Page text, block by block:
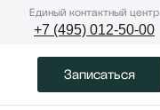
Eдиный контактный центр
+7 (495) 012-50-00
Записаться